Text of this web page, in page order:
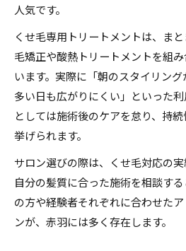
人気です。
くせ毛専用トリートメントは、ま
毛矯正や酸熱トリートメントを組
います。実際に「朝のスタイリン
多い日も広がりにくい」といった
としては施術後のケアを怠り、持
挙げられます。
サロン選びの際は、くせ毛対応の実
自分の髪質に合った施術を相談す
の方や経験者それぞれに合わせた
ンが、赤羽には多く存在します。